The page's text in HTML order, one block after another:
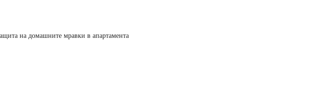
на домашните мравки в апартамента